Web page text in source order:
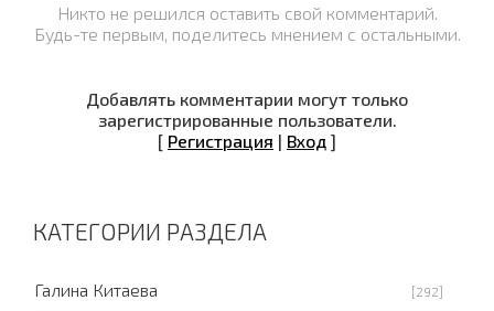
Никто не решился оставить свой комментарий.
Будь-те первым, поделитесь мнением с остальными.
Добавлять комментарии могут только
зарегистрированные пользователи.
[ Регистрация | Вход ]
КАТЕГОРИИ РАЗДЕЛА
Галина Китаева [292]